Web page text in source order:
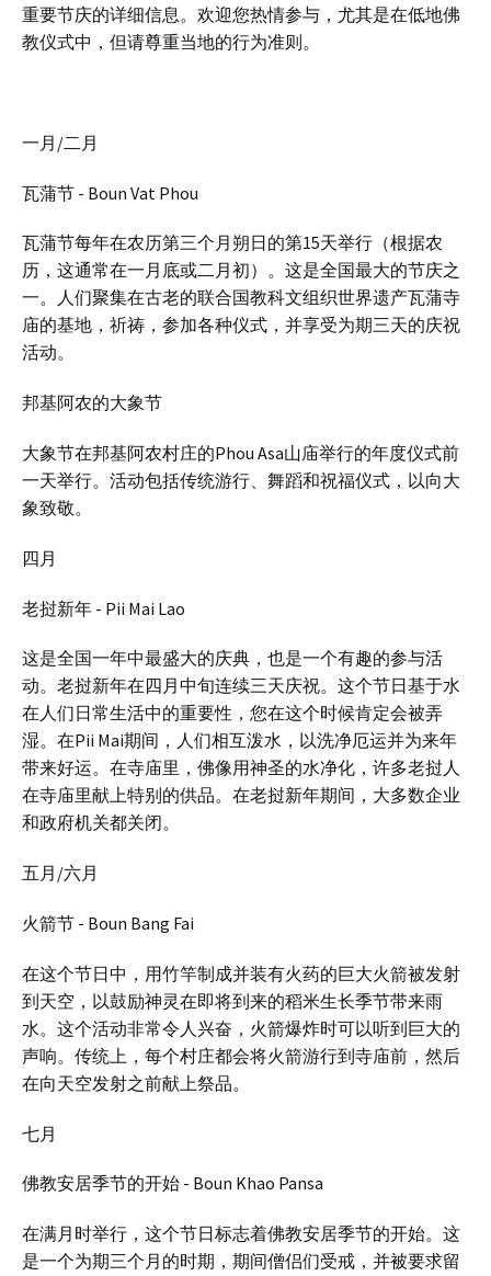
重要节庆的详细信息。欢迎您热情参与，尤其是在低地佛
教仪式中，但请尊重当地的行为准则。
一月/二月
瓦蒲节 - Boun Vat Phou
瓦蒲节每年在农历第三个月朔日的第15天举行（根据农
历，这通常在一月底或二月初）。这是全国最大的节庆之
一。人们聚集在古老的联合国教科文组织世界遗产瓦蒲寺
庙的基地，祈祷，参加各种仪式，并享受为期三天的庆祝
活动。
邦基阿农的大象节
大象节在邦基阿农村庄的Phou Asa山庙举行的年度仪式前
一天举行。活动包括传统游行、舞蹈和祝福仪式，以向大
象致敬。
四月
老挝新年 - Pii Mai Lao
这是全国一年中最盛大的庆典，也是一个有趣的参与活
动。老挝新年在四月中旬连续三天庆祝。这个节日基于水
在人们日常生活中的重要性，您在这个时候肯定会被弄
湿。在Pii Mai期间，人们相互泼水，以洗净厄运并为来年
带来好运。在寺庙里，佛像用神圣的水净化，许多老挝人
在寺庙里献上特别的供品。在老挝新年期间，大多数企业
和政府机关都关闭。
五月/六月
火箭节 - Boun Bang Fai
在这个节日中，用竹竿制成并装有火药的巨大火箭被发射
到天空，以鼓励神灵在即将到来的稻米生长季节带来雨
水。这个活动非常令人兴奋，火箭爆炸时可以听到巨大的
声响。传统上，每个村庄都会将火箭游行到寺庙前，然后
在向天空发射之前献上祭品。
七月
佛教安居季节的开始 - Boun Khao Pansa
在满月时举行，这个节日标志着佛教安居季节的开始。这
是一个为期三个月的时期，期间僧侣们受戒，并被要求留